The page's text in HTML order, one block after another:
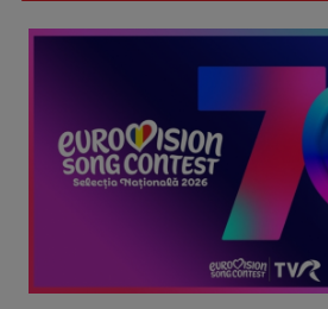
Argentina se califică în finala Cupei
revenire spectaculoasă ...